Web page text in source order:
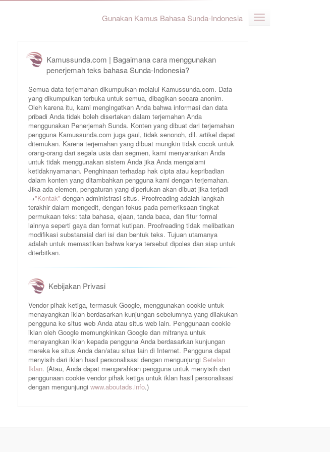
Gunakan Kamus Bahasa Sunda-Indonesia
Kamussunda.com | Bagaimana cara menggunakan
penerjemah teks bahasa Sunda-Indonesia?
Semua data terjemahan dikumpulkan melalui Kamussunda.com. Data
yang dikumpulkan terbuka untuk semua, dibagikan secara anonim.
Oleh karena itu, kami mengingatkan Anda bahwa informasi dan data
pribadi Anda tidak boleh disertakan dalam terjemahan Anda
menggunakan Penerjemah Sunda. Konten yang dibuat dari terjemahan
pengguna Kamussunda.com juga gaul, tidak senonoh, dll. artikel dapat
ditemukan. Karena terjemahan yang dibuat mungkin tidak cocok untuk
orang-orang dari segala usia dan segmen, kami menyarankan Anda
untuk tidak menggunakan sistem Anda jika Anda mengalami
ketidaknyamanan. Penghinaan terhadap hak cipta atau kepribadian
dalam konten yang ditambahkan pengguna kami dengan terjemahan.
Jika ada elemen, pengaturan yang diperlukan akan dibuat jika terjadi
→"Kontak" dengan administrasi situs. Proofreading adalah langkah
terakhir dalam mengedit, dengan fokus pada pemeriksaan tingkat
permukaan teks: tata bahasa, ejaan, tanda baca, dan fitur formal
lainnya seperti gaya dan format kutipan. Proofreading tidak melibatkan
modifikasi substansial dari isi dan bentuk teks. Tujuan utamanya
adalah untuk memastikan bahwa karya tersebut dipoles dan siap untuk
diterbitkan.
Kebijakan Privasi
Vendor pihak ketiga, termasuk Google, menggunakan cookie untuk
menayangkan iklan berdasarkan kunjungan sebelumnya yang dilakukan
pengguna ke situs web Anda atau situs web lain. Penggunaan cookie
iklan oleh Google memungkinkan Google dan mitranya untuk
menayangkan iklan kepada pengguna Anda berdasarkan kunjungan
mereka ke situs Anda dan/atau situs lain di Internet. Pengguna dapat
menyisih dari iklan hasil personalisasi dengan mengunjungi Setelan
Iklan. (Atau, Anda dapat mengarahkan pengguna untuk menyisih dari
penggunaan cookie vendor pihak ketiga untuk iklan hasil personalisasi
dengan mengunjungi www.aboutads.info.)